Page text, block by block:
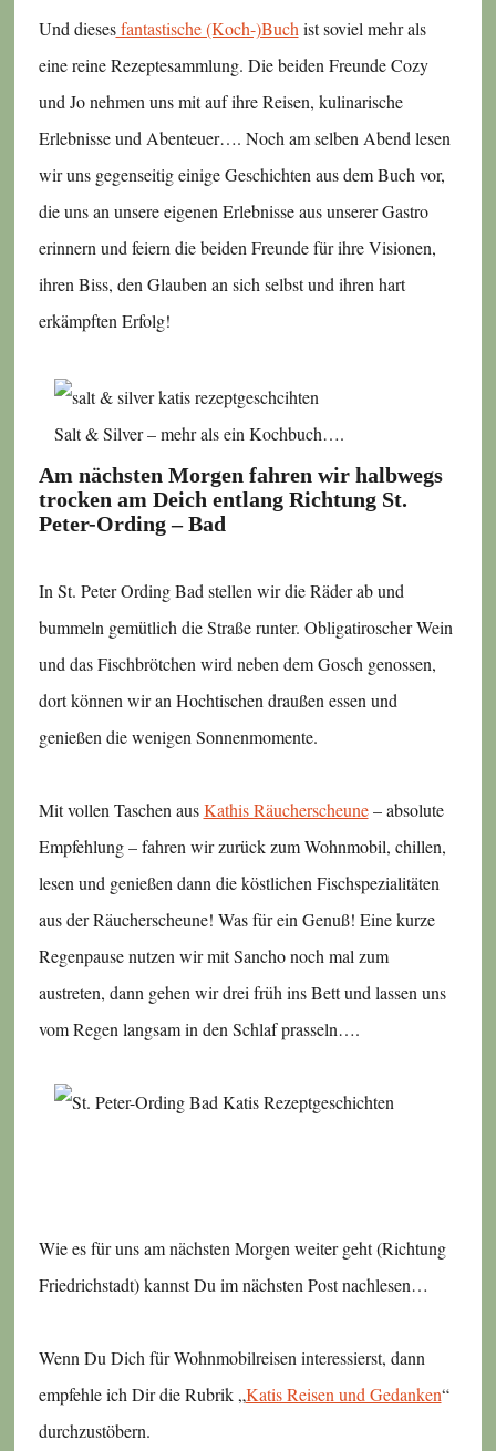
Und diesesfantastische (Koch-)Buchist soviel mehr als
eine reine Rezeptesammlung. Die beiden Freunde Cozy
und Jo nehmen uns mit auf ihre Reisen, kulinarische
Erlebnisse und Abenteuer…. Noch am selben Abend lesen
wir uns gegenseitig einige Geschichten aus dem Buch vor,
die uns an unsere eigenen Erlebnisse aus unserer Gastro
erinnern und feiern die beiden Freunde für ihre Visionen,
ihren Biss, den Glauben an sich selbst und ihren hart
erkämpften Erfolg!
Salt & Silver – mehr als ein Kochbuch….
Am nächsten Morgen fahren wir halbwegs
trocken am Deich entlang Richtung St.
Peter-Ording – Bad
In St. Peter Ording Bad stellen wir die Räder ab und
bummeln gemütlich die Straße runter. Obligatiroscher Wein
und das Fischbrötchen wird neben dem Gosch genossen,
dort können wir an Hochtischen draußen essen und
genießen die wenigen Sonnenmomente.
Mit vollen Taschen ausKathis Räucherscheune– absolute
Empfehlung – fahren wir zurück zum Wohnmobil, chillen,
lesen und genießen dann die köstlichen Fischspezialitäten
aus der Räucherscheune! Was für ein Genuß! Eine kurze
Regenpause nutzen wir mit Sancho noch mal zum
austreten, dann gehen wir drei früh ins Bett und lassen uns
vom Regen langsam in den Schlaf prasseln….
Wie es für uns am nächsten Morgen weiter geht (Richtung
Friedrichstadt) kannst Du im nächsten Post nachlesen…
Wenn Du Dich für Wohnmobilreisen interessierst, dann
empfehle ich Dir die Rubrik „Katis Reisen und Gedanken“
durchzustöbern.